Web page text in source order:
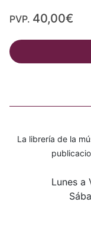
PVP. 40,00€
La librería de la
Lunes a